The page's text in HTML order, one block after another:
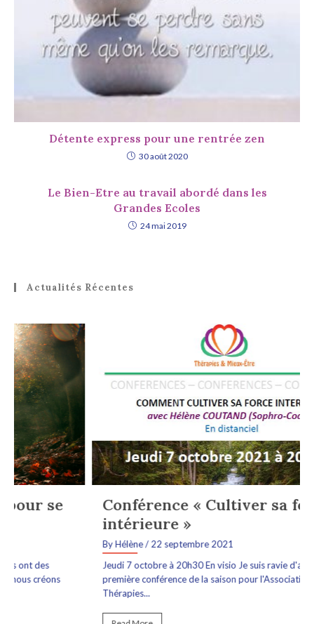
Détente express pour une rentrée zen
30 août 2020
Le Bien-Etre au travail abordé dans les
Grandes Ecoles
24 mai 2019
Actualités Récentes
Conférence « Cultiver sa force
intérieure »
/ 22 septembre 2021
Jeudi 7 octobre à 20h30 En visio Je suis ravie d'animer la
première conférence de la saison pour l'Association